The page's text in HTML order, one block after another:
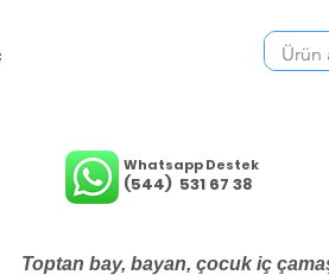
Whatsapp Destek
(544) 531 67 38
Toptan bay, bayan, çocuk iç